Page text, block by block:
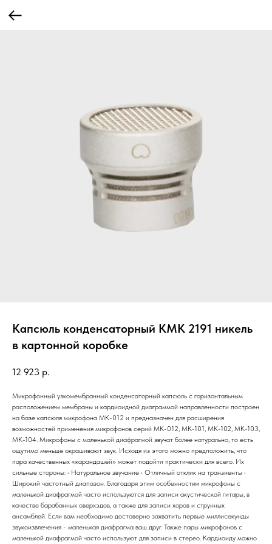
Капсюль конденсаторный КМК 2191 никель
в картонной коробке
12 923 р.
Микрофонный узкомембранный конденсаторный капсюль с горизонтальным
расположением мембраны и кардиоидной диаграммой направленности построен
на базе капсюля микрофона МК-012 и предназначен для расширения
возможностей применения микрофонов серий МК-012, МК-101, МК-102, МК-103,
МК-104. Микрофоны с маленькой диафрагмой звучат более натурально, то есть
ощутимо меньше окрашивают звук. Исходя из этого можно предположить, что
пара качественных «карандашей» может подойти практически для всего. Их
сильные стороны: • Натуральное звучание • Отличный отклик на транзиенты •
Широкий частотный диапазон. Благодаря этим особенностям микрофоны с
маленькой диафрагмой часто используются для записи акустической гитары, в
качестве барабанных оверхэдов, а также для записи хоров и струнных
ансамблей. Если вам необходимо достоверно захватить первые миллисекунды
звукоизвлечения - маленькая диафрагма ваш друг. Также пары микрофонов с
маленькой диафрагмой часто используют для записи в стерео. Кардиоиду можно